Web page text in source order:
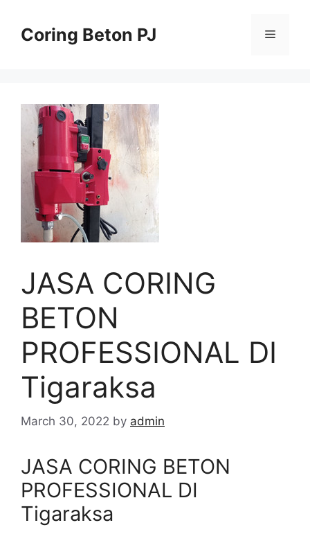
contentCoring Beton PJ Menu
JASA CORING
BETON
PROFESSIONAL DI
Tigaraksa
March 30, 2022 by admin
JASA CORING BETON
PROFESSIONAL DI
Tigaraksa